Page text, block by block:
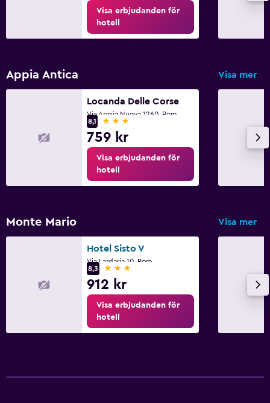
Visa erbjudanden för
hotell
Appia Antica Visa mer
Locanda Delle Corse
Via Appia Nuova 1260, Rom
8,1
3 stjärnor
759 kr
Visa erbjudanden för
hotell
Monte Mario Visa mer
Hotel Sisto V
Via Lardaria 10, Rom
8,3
3 stjärnor
912 kr
Visa erbjudanden för
hotell